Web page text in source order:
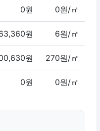
0원 0원/㎡
원 6원/㎡
원 270원/㎡
0원 0원/㎡